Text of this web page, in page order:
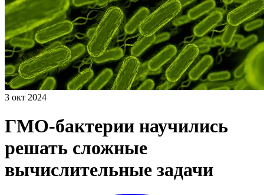
3 окт 2024
ГМО-бактерии научились
решать сложные
вычислительные задачи